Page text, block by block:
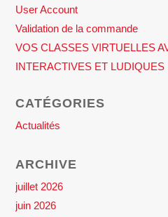
User Account
Validation de la commande
VOS CLASSES VIRTUELLES
INTERACTIVES ET LUDIQUES
CATÉGORIES
Actualités
ARCHIVE
juillet 2026
juin 2026